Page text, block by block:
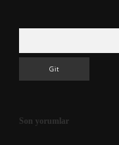
Son yorumlar